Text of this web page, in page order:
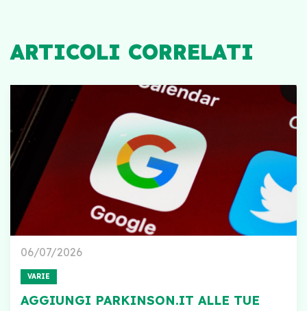
ARTICOLI CORRELATI
06/07/2026
VARIE
AGGIUNGI PARKINSON.IT ALLE TUE